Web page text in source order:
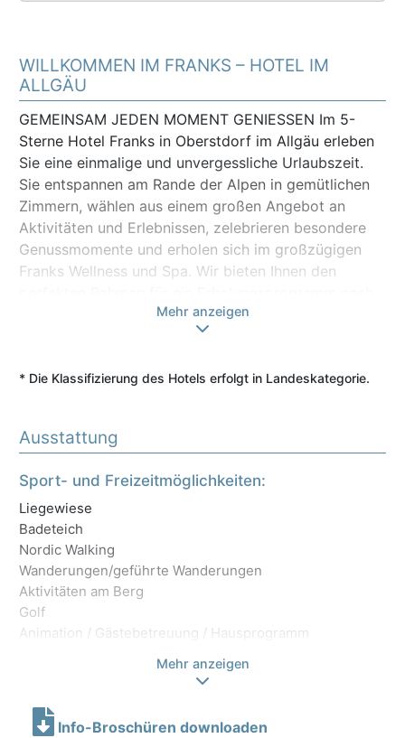
WILLKOMMEN IM FRANKS – HOTEL IM
ALLGÄU
GEMEINSAM JEDEN MOMENT GENIESSEN Im 5-
Sterne Hotel Franks in Oberstdorf im Allgäu erleben
Sie eine einmalige und unvergessliche Urlaubszeit.
Sie entspannen am Rande der Alpen in gemütlichen
Zimmern, wählen aus einem großen Angebot an
Aktivitäten und Erlebnissen, zelebrieren besondere
Genussmomente und erholen sich im großzügigen
Franks Wellness und Spa. Wir bieten Ihnen den
Wunsch. Im Franks werden Sie sich von der ersten
Sekunde an willkommen und verwöhnt fühlen – eben
Mehr anzeigen
* Die Klassifizierung des Hotels erfolgt in Landeskategorie.
Ausstattung
Sport- und Freizeitmöglichkeiten:
Liegewiese
Badeteich
Nordic Walking
Wanderungen/geführte Wanderungen
Aktivitäten am Berg
Golf
Animation / Gästebetreuung / Hausprogramm
Mehr anzeigen
Info-Broschüren downloaden